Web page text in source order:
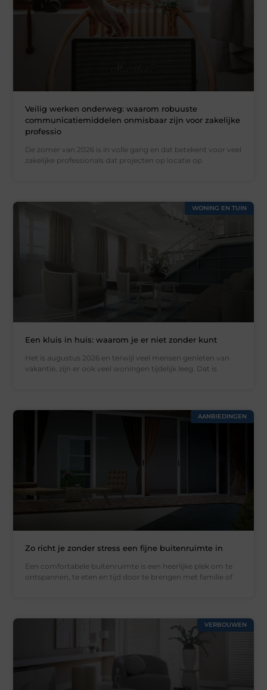
Veilig werken onderweg: waarom robuuste
communicatiemiddelen onmisbaar zijn voor zakelijke
professio
De zomer van 2026 is in volle gang en dat betekent voor veel
zakelijke professionals dat projecten op locatie op
WONING EN TUIN
Een kluis in huis: waarom je er niet zonder kunt
Het is augustus 2026 en terwijl veel mensen genieten van
vakantie, zijn er ook veel woningen tijdelijk leeg. Dat is
AANBIEDINGEN
Zo richt je zonder stress een fijne buitenruimte in
Een comfortabele buitenruimte is een heerlijke plek om te
ontspannen, te eten en tijd door te brengen met familie of
VERBOUWEN